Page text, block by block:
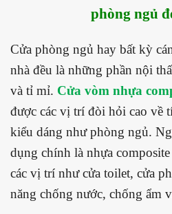
phòng ngủ
Cửa phòng ngủ hay bất kỳ
nhà đều là những phần nội
và tỉ mỉ. Cửa vòm nhựa
được các vị trí đòi hỏi cao về
kiểu dáng như phòng ngủ.
dụng chính là nhựa
các vị trí như cửa toilet, cửa
năng chống nước, chống ẩm